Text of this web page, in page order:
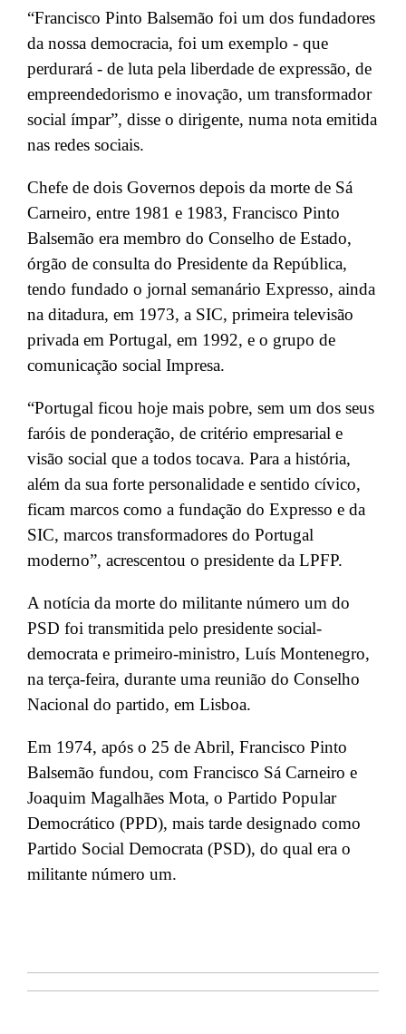
“Francisco Pinto Balsemão foi um dos fundadores
da nossa democracia, foi um exemplo - que
perdurará - de luta pela liberdade de expressão, de
empreendedorismo e inovação, um transformador
social ímpar”, disse o dirigente, numa nota emitida
nas redes sociais.
Chefe de dois Governos depois da morte de Sá
Carneiro, entre 1981 e 1983, Francisco Pinto
Balsemão era membro do Conselho de Estado,
órgão de consulta do Presidente da República,
tendo fundado o jornal semanário Expresso, ainda
na ditadura, em 1973, a SIC, primeira televisão
privada em Portugal, em 1992, e o grupo de
comunicação social Impresa.
“Portugal ficou hoje mais pobre, sem um dos seus
faróis de ponderação, de critério empresarial e
visão social que a todos tocava. Para a história,
além da sua forte personalidade e sentido cívico,
ficam marcos como a fundação do Expresso e da
SIC, marcos transformadores do Portugal
moderno”, acrescentou o presidente da LPFP.
A notícia da morte do militante número um do
PSD foi transmitida pelo presidente social-
democrata e primeiro-ministro, Luís Montenegro,
na terça-feira, durante uma reunião do Conselho
Nacional do partido, em Lisboa.
Em 1974, após o 25 de Abril, Francisco Pinto
Balsemão fundou, com Francisco Sá Carneiro e
Joaquim Magalhães Mota, o Partido Popular
Democrático (PPD), mais tarde designado como
Partido Social Democrata (PSD), do qual era o
militante número um.